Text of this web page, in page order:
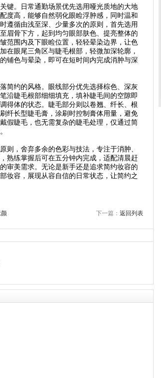
键。日常通勤场景优先选用哑光质地的大地
度高，能够自然弱化眼睑浮肿感，同时温和
遵循由浅至深、少量多次的原则，首先选用
眉骨下方，起到均匀眼部肤色、提亮整体的
范围内及下眼睑位置，轻轻晕染边界，让色
在眼尾三角区与睫毛根部，轻微加深轮廓，
铺色与晕染，即可在短时间内完成消肿与深
简约的风格。眼线部分优先选择棕色、深灰
沿睫毛根部细细填充，填补睫毛间的空隙即
得体的状态。睫毛部分则以卷翘、纤长、根
纤长型睫毛膏，涂刷时控制膏体用量，避免
假睫毛，也无需复杂的睫毛处理，仅通过简
则，舍弃多余的色彩与技法，专注于消肿、
熟练掌握后可在五分钟内完成，适配清晨赶
审美需求。无论是新手还是追求简约妆容的
妆容，展现从容自信的日常状态，让简约之
下一篇： 返回列表